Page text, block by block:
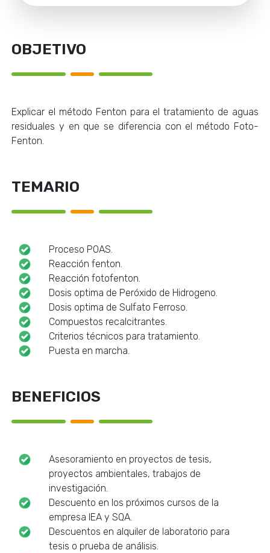
OBJETIVO
Explicar el método Fenton para el tratamiento de aguas
residuales y en que se diferencia con el método Foto-
Fenton.
TEMARIO
Proceso POAS.
Reacción fenton.
Reacción fotofenton.
Dosis optima de Peróxido de Hidrogeno.
Dosis optima de Sulfato Ferroso.
Compuestos recalcitrantes.
Criterios técnicos para tratamiento.
Puesta en marcha.
BENEFICIOS
Asesoramiento en proyectos de tesis,
proyectos ambientales, trabajos de
investigación.
Descuento en los próximos cursos de la
empresa IEA y SQA.
Descuentos en alquiler de laboratorio para
tesis o prueba de análisis.